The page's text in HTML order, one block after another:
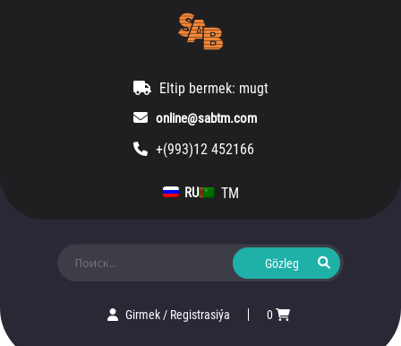
Eltip bermek: mugt
online@sabtm.com
+(993)12 452166
RU TM
Girmek/ Registrasiýa 0